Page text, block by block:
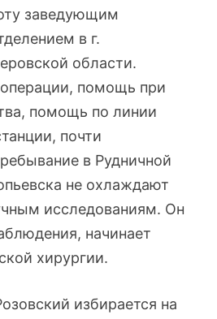
заведующим
в г.
области.
помощь при
по­мощь по линии
почти
в Рудничной
не охлаждают
исследовани­ям. Он
начинает
хирургии.
избирается на